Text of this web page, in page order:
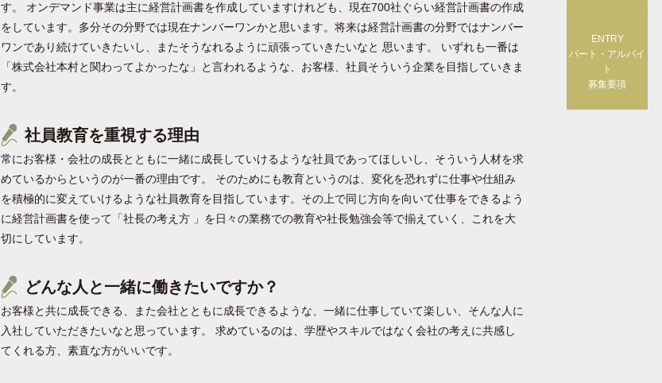
ENTRY
パート・アルバイ
ト
募集要項
す。 オンデマンド事業は主に経営計画書を作成していますけれども、現在700社ぐらい経営計画書の作成
をしています。多分その分野では現在ナンバーワンかと思います。将来は経営計画書の分野ではナンバー
ワンであり続けていきたいし、またそうなれるように頑張っていきたいなと 思います。 いずれも一番は
「株式会社本村と関わってよかったな」と言われるような、お客様、社員そういう企業を目指していきま
す。
社員教育を重視する理由
常にお客様・会社の成長とともに一緒に成長していけるような社員であってほしいし、そういう人材を求
めているからというのが一番の理由です。 そのためにも教育というのは、変化を恐れずに仕事や仕組み
を積極的に変えていけるような社員教育を目指しています。その上で同じ方向を向いて仕事をできるよう
に経営計画書を使って「社長の考え方 」を日々の業務での教育や社長勉強会等で揃えていく、これを大
切にしています。
どんな人と一緒に働きたいですか？
お客様と共に成長できる、また会社とともに成長できるような、一緒に仕事していて楽しい、そんな人に
入社していただきたいなと思っています。 求めているのは、学歴やスキルではなく会社の考えに共感し
てくれる方、素直な方がいいです。